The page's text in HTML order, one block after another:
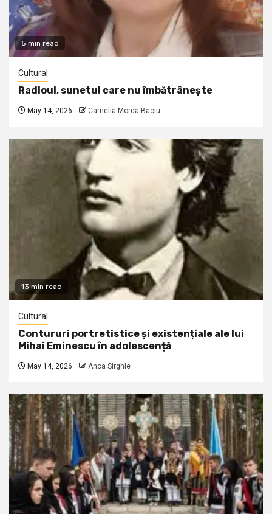
5 min read
Cultural
Radioul, sunetul care nu îmbătrânește
May 14, 2026 Camelia Morda Baciu
13 min read
Cultural
Contururi portretistice și existențiale ale lui
Mihai Eminescu în adolescență
May 14, 2026 Anca Sirghie